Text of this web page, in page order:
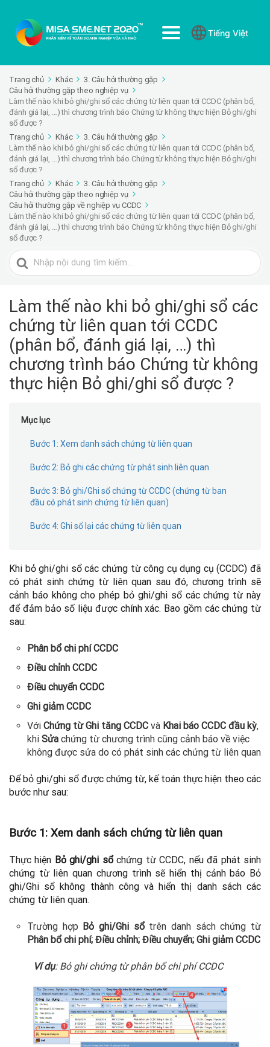
Tiếng Việt
Trang chủ Khác
3. Câu hỏi thường gặp
Câu hỏi thường gặp theo nghiệp vụ
Làm thế nào khi bỏ ghi/ghi sổ các chứng từ liên quan tới CCDC (phân bổ,
đánh giá lại, …) thì chương trình báo Chứng từ không thực hiện Bỏ ghi/ghi
sổ được ?
Trang chủ
Khác
3. Câu hỏi thường gặp
Làm thế nào khi bỏ ghi/ghi sổ các chứng từ liên quan tới CCDC (phân bổ,
đánh giá lại, …) thì chương trình báo Chứng từ không thực hiện Bỏ ghi/ghi
sổ được ?
Trang chủ
Khác
3. Câu hỏi thường gặp
Câu hỏi thường gặp theo nghiệp vụ
Câu hỏi thường gặp về nghiệp vụ CCDC
Làm thế nào khi bỏ ghi/ghi sổ các chứng từ liên quan tới CCDC (phân bổ,
đánh giá lại, …) thì chương trình báo Chứng từ không thực hiện Bỏ ghi/ghi
sổ được ?
Tìm
kiếm
Làm thế nào khi bỏ ghi/ghi sổ các
chứng từ liên quan tới CCDC
(phân bổ, đánh giá lại, …) thì
chương trình báo Chứng từ không
thực hiện Bỏ ghi/ghi sổ được ?
Mục lục
Bước 1: Xem danh sách chứng từ liên quan
Bước 2: Bỏ ghi các chứng từ phát sinh liên quan
Bước 3: Bỏ ghi/Ghi sổ chứng từ CCDC (chứng từ ban
đầu có phát sinh chứng từ liên quan)
Bước 4: Ghi sổ lại các chứng từ liên quan
Khi bỏ ghi/ghi sổ các chứng từ công cụ dụng cụ (CCDC) đã
có phát sinh chứng từ liên quan sau đó, chương trình sẽ
cảnh báo không cho phép bỏ ghi/ghi sổ các chứng từ này
để đảm bảo số liệu được chính xác. Bao gồm các chứng từ
sau:
Phân bổ chi phí CCDC
Điều chỉnh CCDC
Điều chuyển CCDC
Ghi giảm CCDC
Với Chứng từ Ghi tăng CCDC và Khai báo CCDC đầu kỳ,
khi Sửa chứng từ chương trình cũng cảnh báo về việc
không được sửa do có phát sinh các chứng từ liên quan
Để bỏ ghi/ghi sổ được chứng từ, kế toán thực hiện theo các
bước như sau:
Bước 1: Xem danh sách chứng từ liên quan
Thực hiện Bỏ ghi/ghi sổchứng từ CCDC, nếu đã phát sinh
chứng từ liên quan chương trình sẽ hiển thị cảnh báo Bỏ
ghi/Ghi sổ không thành công và hiển thị danh sách các
chứng từ liên quan.
Trường hợp Bỏ ghi/Ghi sổtrên danh sách chứng từ
Phân bổ chi phí; Điều chỉnh; Điều chuyển; Ghi giảm CCDC
Ví dụ: Bỏ ghi chứng từ phân bổ chi phí CCDC